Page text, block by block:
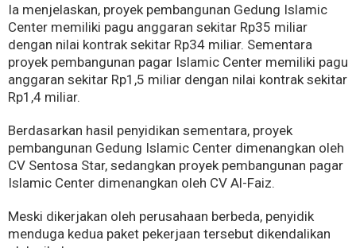
Ia menjelaskan, proyek pembangunan Gedung Islamic
Center memiliki pagu anggaran sekitar Rp35 miliar
dengan nilai kontrak sekitar Rp34 miliar. Sementara
proyek pembangunan pagar Islamic Center memiliki pagu
anggaran sekitar Rp1,5 miliar dengan nilai kontrak sekitar
Rp1,4 miliar.
Berdasarkan hasil penyidikan sementara, proyek
pembangunan Gedung Islamic Center dimenangkan oleh
CV Sentosa Star, sedangkan proyek pembangunan pagar
Islamic Center dimenangkan oleh CV Al-Faiz.
Meski dikerjakan oleh perusahaan berbeda, penyidik
menduga kedua paket pekerjaan tersebut dikendalikan